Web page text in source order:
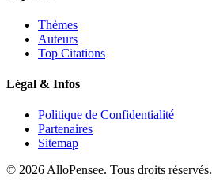
Thèmes
Auteurs
Top Citations
Légal & Infos
Politique de Confidentialité
Partenaires
Sitemap
© 2026 AlloPensee. Tous droits réservés.